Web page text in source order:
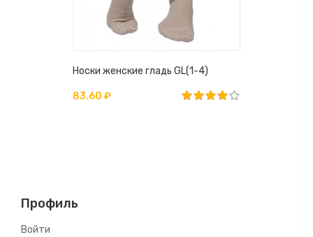
Носки женские гладь GL(1-4)
83.60 ₽
Профиль
Войти